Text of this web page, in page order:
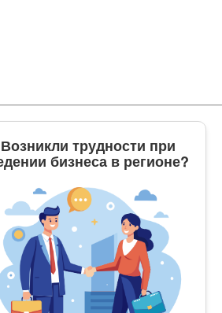
Возникли трудности при
бизнеса в регионе?